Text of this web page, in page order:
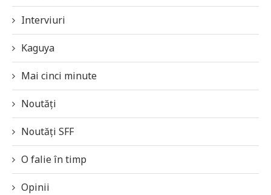
Interviuri
Kaguya
Mai cinci minute
Noutăți
Noutăți SFF
O falie în timp
Opinii